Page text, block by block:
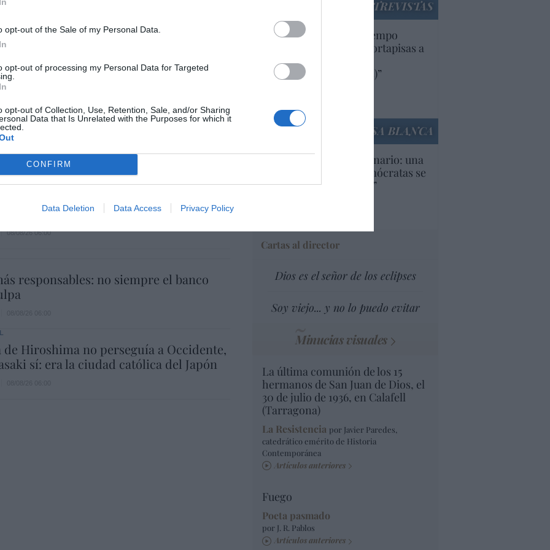
opt-out of the Sale of my Personal Data.
opt-out of processing my Personal Data for Targeted
opt-out of Collection, Use, Retention, Sale, and/or Sharing
Data that Is Unrelated with the Purposes for which it
CONFIRM
Data Deletion Data Access Privacy Policy
mal, gobernemos barato”
08/08/26 06:00
no es solo “híbrida” ni “biopolítica”, sino
y la ganará la Virgen
08/08/26 06:00
no admite el gaymonio... bendecido en
de la Unión Europea
08/08/26 06:00
responsables: no siempre el banco
de Hiroshima no perseguía a Occidente,
sí: era la ciudad católica del Japón
ENTREVISTAS
“Europa lleva mucho tiempo
poniendo aranceles y cortapisas a
productos y compañías
americanas (y europeas)”
LA CASA BLANCA
EEUU. Inquietante escenario: una
tercera parte de los demócratas se
define como “socialista”
Cartas al director
Dios es el señor de los eclipses
Soy viejo... y no lo puedo evitar
Minucias visuales
La última comunión de los 15
hermanos de San Juan de Dios, el
30 de julio de 1936, en Calafell
(Tarragona)
La Resistencia por Javier Paredes,
catedrático emérito de Historia
Contemporánea
Artículos anteriores
Fuego
Poeta pasmado
por J. R. Pablos
Artículos anteriores